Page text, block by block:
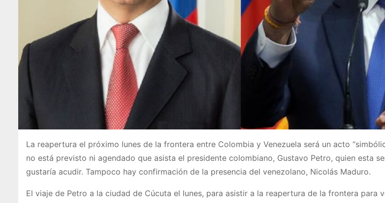
La reapertura el próximo lunes de la frontera entre Colombia y Venezuela será un acto
no está previsto ni agendado que asista el presidente colombiano, Gustavo Petro, quien esta
gustaría acudir. Tampoco hay confirmación de la presencia del venezolano, Nicolás Maduro.
El viaje de Petro a la ciudad de Cúcuta el lunes, para asistir a la reapertura de la frontera para